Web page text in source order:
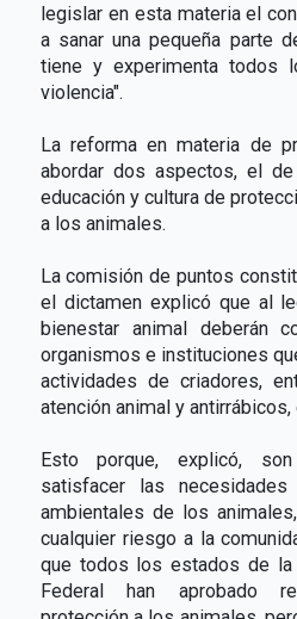
legislar en esta materia el
a sanar una pequeña parte
tiene y experimenta todos
violencia".
La reforma en materia de
abordar dos aspectos, el
educación y cultura de
a los animales.
La comisión de puntos
el dictamen explicó que al
bienestar animal deberán
organismos e instituciones
actividades de criadores,
atención animal y antirrábicos,
Esto porque, explicó,
satisfacer las
ambientales de los
cualquier riesgo a la
que todos los estados de
Federal han aprobado